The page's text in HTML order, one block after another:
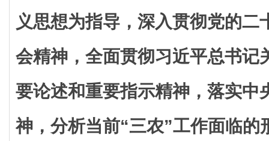
义思想为指导，深入贯彻党的二
会精神，全面贯彻习近平总书记
要论述和重要指示精神，落实中
神，分析当前“三农”工作面临的